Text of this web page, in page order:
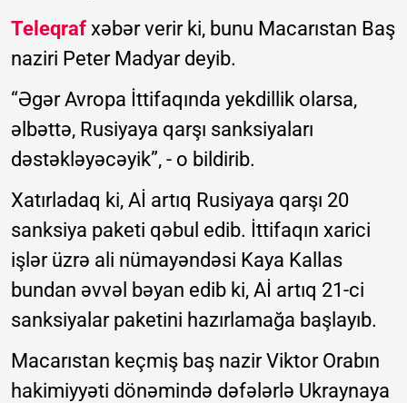
Teleqraf xəbər verir ki, bunu Macarıstan Baş
naziri Peter Madyar deyib.
“Əgər Avropa İttifaqında yekdillik olarsa,
əlbəttə, Rusiyaya qarşı sanksiyaları
dəstəkləyəcəyik”, - o bildirib.
Xatırladaq ki, Aİ artıq Rusiyaya qarşı 20
sanksiya paketi qəbul edib. İttifaqın xarici
işlər üzrə ali nümayəndəsi Kaya Kallas
bundan əvvəl bəyan edib ki, Aİ artıq 21-ci
sanksiyalar paketini hazırlamağa başlayıb.
Macarıstan keçmiş baş nazir Viktor Orabın
hakimiyyəti dönəmində dəfələrlə Ukraynaya